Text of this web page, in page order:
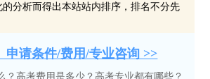
分析而得出本站站内排序，排名不分先
申请条件/费用/专业咨询 >>
？高考费用是多少？高考专业都有哪些？